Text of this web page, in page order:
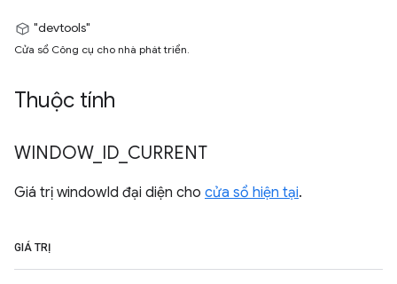
"devtools"
Cửa sổ Công cụ cho nhà phát triển.
Thuộc tính
WINDOW_ ID CURRENT
Giá trị windowId đại diện cho cửa sổ hiện tại.
GIÁ TRỊ